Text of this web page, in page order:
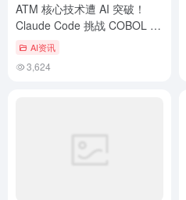
ATM 核心技术遭 AI 突破！
Claude Code 挑战 COBOL 霸
主，IBM 单日市值缩水 13%
AI资讯
3,624